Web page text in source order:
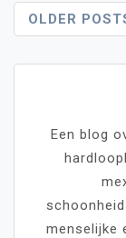
Posts
OLDER
Een blog
menselijke